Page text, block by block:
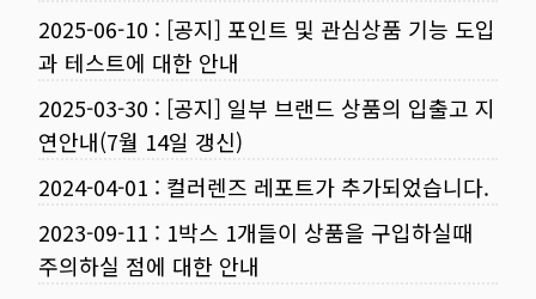
2025-06-10 : [공지] 포인트 및 관심상품 기능 도입
과 테스트에 대한 안내
2025-03-30 : [공지] 일부 브랜드 상품의 입출고 지
연안내(7월 14일 갱신)
2024-04-01 : 컬러렌즈 레포트가 추가되었습니다.
2023-09-11 : 1박스 1개들이 상품을 구입하실때
주의하실 점에 대한 안내